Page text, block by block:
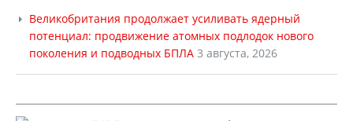
Великобритания продолжает усиливать ядерный
потенциал: продвижение атомных подлодок нового
поколения и подводных БПЛА 3 августа, 2026